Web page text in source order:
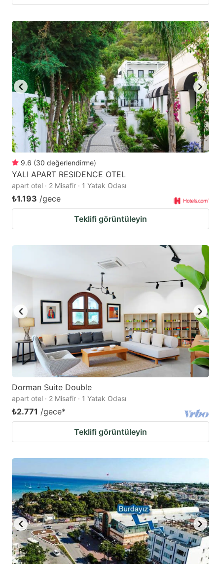
9.6 (30 değerlendirme)
YALI APART RESIDENCE OTEL
apart otel · 2 Misafir · 1 Yatak Odası
₺1.193 /gece
Teklifi görüntüleyin
Dorman Suite Double
apart otel · 2 Misafir · 1 Yatak Odası
₺2.771 /gece*
Teklifi görüntüleyin